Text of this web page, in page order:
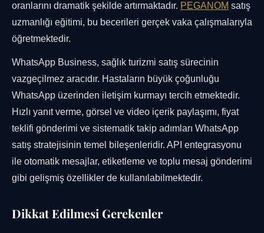
oranlarını dramatik şekilde artırmaktadır. PEGANOM satış
uzmanlığı eğitimi, bu becerileri gerçek vaka çalışmalarıyla
öğretmektedir.
WhatsApp Business, sağlık turizmi satış sürecinin
vazgeçilmez aracıdır. Hastaların büyük çoğunluğu
WhatsApp üzerinden iletişim kurmayı tercih etmektedir.
Hızlı yanıt verme, görsel ve video içerik paylaşımı, fiyat
teklifi gönderimi ve sistematik takip adımları WhatsApp
satış stratejisinin temel bileşenleridir. API entegrasyonu
ile otomatik mesajlar, etiketleme ve toplu mesaj gönderimi
gibi gelişmiş özellikler de kullanılabilmektedir.
Dikkat Edilmesi Gerekenler